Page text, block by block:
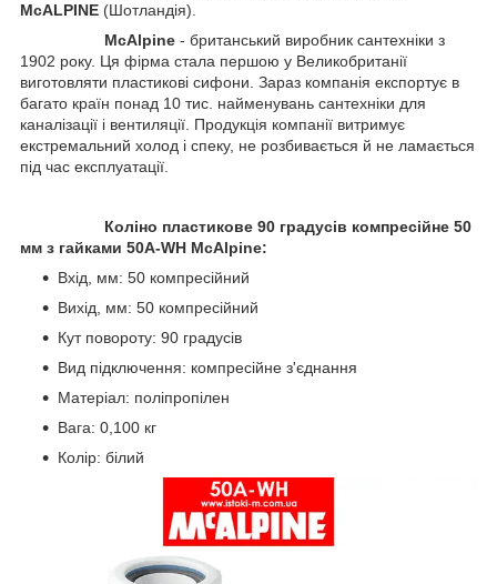
McALPINE (Шотландія).
McAlpine - британський виробник сантехніки з
1902 року. Ця фірма стала першою у Великобританії
виготовляти пластикові сифони. Зараз компанія експортує в
багато країн понад 10 тис. найменувань сантехніки для
каналізації і вентиляції. Продукція компанії витримує
екстремальний холод і спеку, не розбивається й не ламається
під час експлуатації.
Коліно пластикове 90 градусів компресійне 50
мм з гайками 50A-WH McAlpine:
Вхід, мм: 50 компресійний
Вихід, мм: 50 компресійний
Кут повороту: 90 градусів
Вид підключення: компресійне з'єднання
Матеріал: поліпропілен
Вага: 0,100 кг
Колір: білий